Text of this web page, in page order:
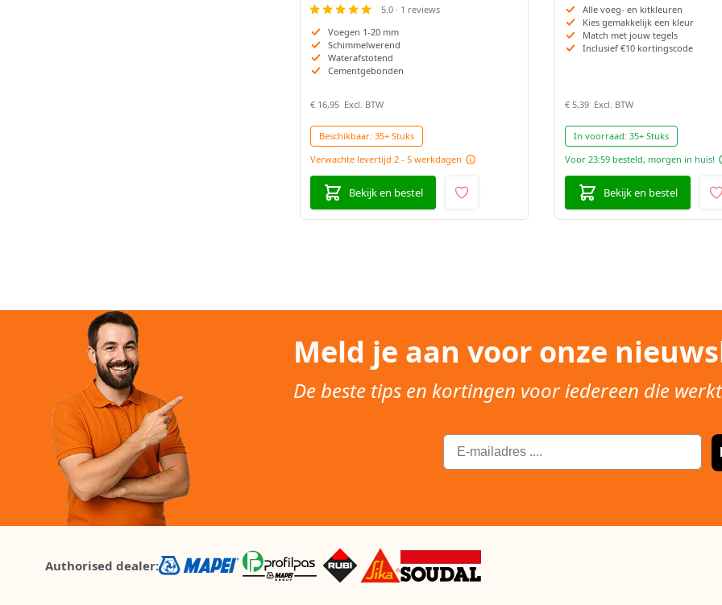
5.0 · 1 reviews
Voegen 1-20 mm
Schimmelwerend
Waterafstotend
Cementgebonden
€ 16,95
Beschikbaar: 35+ Stuks
Verwachte levertijd 2 - 5 werkdagen
Bekijk en bestel
Alle voeg- en kitkleuren
Kies gemakkelijk een kleur
Match met jouw tegels
Inclusief €10 kortingscode
€ 5,39
In voorraad: 35+ Stuks
Voor 23:59 besteld, morgen in huis!
Bekijk en bestel
Meld je aan voor onze
De beste tips en kortingen voor iedereen die
Email
Authorised dealer: